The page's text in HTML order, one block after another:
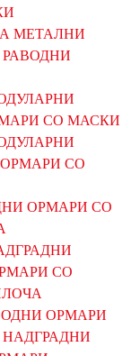
МЕТАЛНИ
СО МАСКИ
СО
ОРМАРИ СО
СО
ОРМАРИ